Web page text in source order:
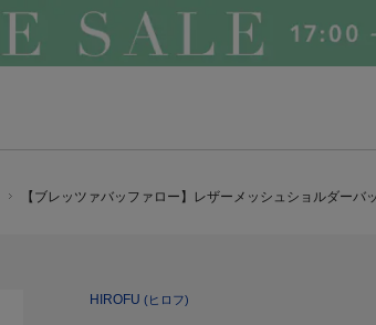
【ブレッツァバッファロー】レザーメッシュショルダー
HIROFU (ヒロフ)